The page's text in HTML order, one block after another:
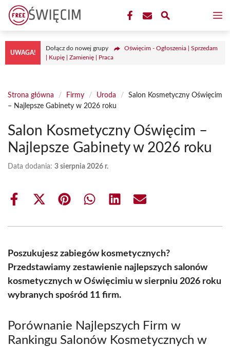
Przejdź
treści
UWAGA!
Dołącz do nowej grupy
Oświęcim - Ogłoszenia | Sprzedam
| Kupię | Zamienię | Praca
Strona główna / Firmy / Uroda /
Salon Kosmetyczny Oświęcim
– Najlepsze Gabinety w 2026 roku
Salon Kosmetyczny Oświęcim –
Najlepsze Gabinety w 2026 roku
Data dodania: 3 sierpnia 2026 r.
Share
Share
(Twitter)
Share Share Share Share
Poszukujesz zabiegów kosmetycznych?
Przedstawiamy zestawienie najlepszych salonów
kosmetycznych w Oświęcimiu w sierpniu 2026 roku
wybranych spośród 11 firm.
Porównanie Najlepszych Firm w
Rankingu Salonów Kosmetycznych w